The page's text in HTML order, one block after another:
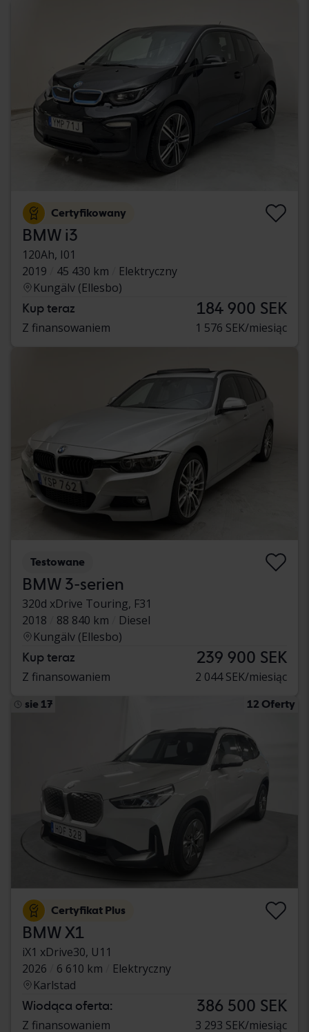
Certyfikowany
BMW i3
120Ah, I01
2019
45 430 km
Elektryczny
Kungälv (Ellesbo)
Kup teraz 184 900 SEK
Z finansowaniem 1 576 SEK/miesiąc
Testowane
BMW 3-serien
320d xDrive Touring, F31
2018
88 840 km
Diesel
Kungälv (Ellesbo)
Kup teraz 239 900 SEK
Z finansowaniem 2 044 SEK/miesiąc
sie 17 12 Oferty
Certyfikat Plus
BMW X1
iX1 xDrive30, U11
2026
6 610 km
Elektryczny
Karlstad
Wiodąca oferta: 386 500 SEK
Z finansowaniem 3 293 SEK/miesiąc